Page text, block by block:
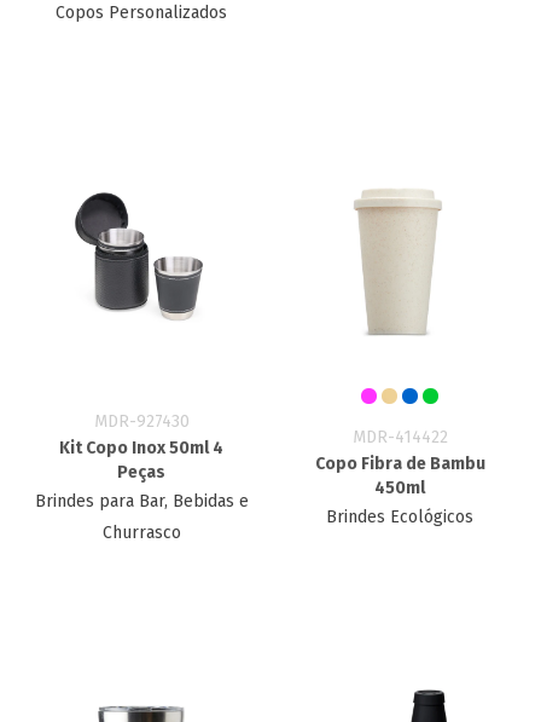
Copos Personalizados
MDR-927430
Kit Copo Inox 50ml 4
Peças
Brindes para Bar, Bebidas e
Churrasco
MDR-414422
Copo Fibra de Bambu
450ml
Brindes Ecológicos